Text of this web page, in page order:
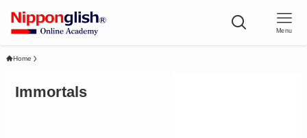
Menu
Home
Immortals